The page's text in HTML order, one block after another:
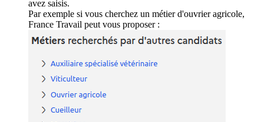
avez saisis.
Par exemple si vous cherchez un métier d'ouvrier agricole,
France Travail peut vous proposer :